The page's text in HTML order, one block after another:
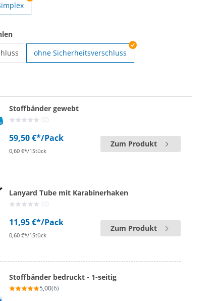
ohne Sicherheitsverschluss
Stoffbänder gewebt
(0)
59,50 €*/Pack
0,60 €*/1Stück
Zum Produkt
Lanyard Tube mit Karabinerhaken
(0)
11,95 €*/Pack
0,60 €*/1Stück
Zum Produkt
Stoffbänder bedruckt - 1-seitig
5,00(6)